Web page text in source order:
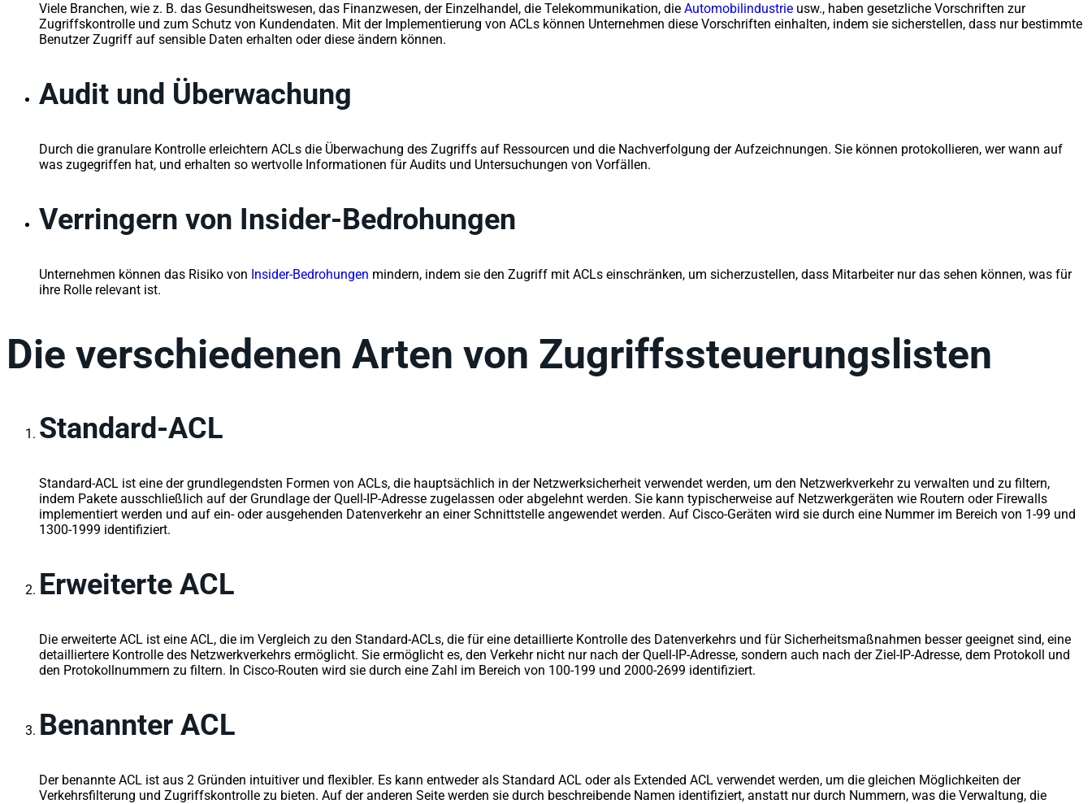
Viele Branchen, wie z. B. das Gesundheitswesen, das Finanzwesen, der Einzelhandel, die Telekommunikation, die Automobilindustrie usw., haben gesetzliche Vorschriften zur
Zugriffskontrolle und zum Schutz von Kundendaten. Mit der Implementierung von ACLs können Unternehmen diese Vorschriften einhalten, indem sie sicherstellen, dass nur bestimmte
Benutzer Zugriff auf sensible Daten erhalten oder diese ändern können.
Audit und Überwachung
Durch die granulare Kontrolle erleichtern ACLs die Überwachung des Zugriffs auf Ressourcen und die Nachverfolgung der Aufzeichnungen. Sie können protokollieren, wer wann auf
was zugegriffen hat, und erhalten so wertvolle Informationen für Audits und Untersuchungen von Vorfällen.
Verringern von Insider-Bedrohungen
Unternehmen können das Risiko von Insider-Bedrohungen mindern, indem sie den Zugriff mit ACLs einschränken, um sicherzustellen, dass Mitarbeiter nur das sehen können, was für
ihre Rolle relevant ist.
Die verschiedenen Arten von Zugriffssteuerungslisten
Standard-ACL
Standard-ACL ist eine der grundlegendsten Formen von ACLs, die hauptsächlich in der Netzwerksicherheit verwendet werden, um den Netzwerkverkehr zu verwalten und zu filtern,
indem Pakete ausschließlich auf der Grundlage der Quell-IP-Adresse zugelassen oder abgelehnt werden. Sie kann typischerweise auf Netzwerkgeräten wie Routern oder Firewalls
implementiert werden und auf ein- oder ausgehenden Datenverkehr an einer Schnittstelle angewendet werden. Auf Cisco-Geräten wird sie durch eine Nummer im Bereich von 1-99 und
1300-1999 identifiziert.
Erweiterte ACL
Die erweiterte ACL ist eine ACL, die im Vergleich zu den Standard-ACLs, die für eine detaillierte Kontrolle des Datenverkehrs und für Sicherheitsmaßnahmen besser geeignet sind, eine
detailliertere Kontrolle des Netzwerkverkehrs ermöglicht. Sie ermöglicht es, den Verkehr nicht nur nach der Quell-IP-Adresse, sondern auch nach der Ziel-IP-Adresse, dem Protokoll und
den Protokollnummern zu filtern. In Cisco-Routen wird sie durch eine Zahl im Bereich von 100-199 und 2000-2699 identifiziert.
Benannter ACL
Der benannte ACL ist aus 2 Gründen intuitiver und flexibler. Es kann entweder als Standard ACL oder als Extended ACL verwendet werden, um die gleichen Möglichkeiten der
Verkehrsfilterung und Zugriffskontrolle zu bieten. Auf der anderen Seite werden sie durch beschreibende Namen identifiziert, anstatt nur durch Nummern, was die Verwaltung, die